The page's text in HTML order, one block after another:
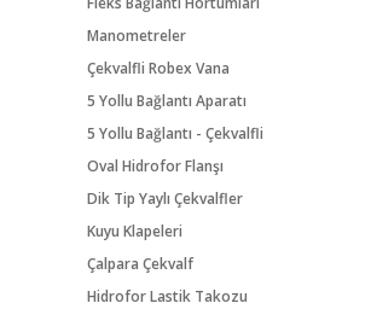
Manometreler
Çekvalfli Robex Vana
5 Yollu Bağlantı Aparatı
5 Yollu Bağlantı - Çekvalfli
Oval Hidrofor Flanşı
Dik Tip Yaylı Çekvalfler
Kuyu Klapeleri
Çalpara Çekvalf
Hidrofor Lastik Takozu